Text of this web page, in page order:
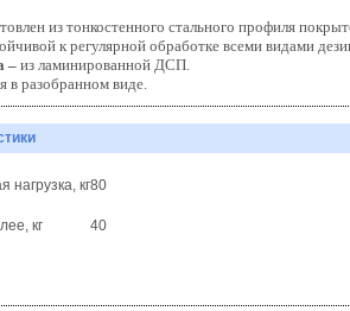
из тонкостенного стального профиля
к регулярной обработке всеми видами
–из ламинированной ДСП.
в разобранном виде.
нагрузка, кг80
кг 40